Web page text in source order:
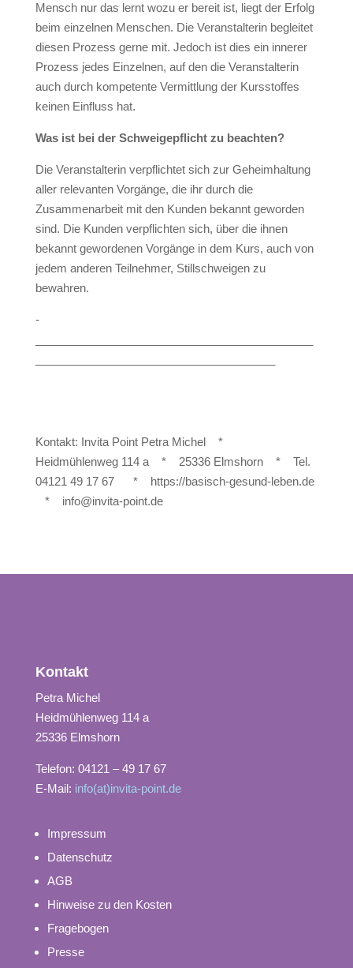
Mensch nur das lernt wozu er bereit ist, liegt der Erfolg
beim einzelnen Menschen. Die Veranstalterin begleitet
diesen Prozess gerne mit. Jedoch ist dies ein innerer
Prozess jedes Einzelnen, auf den die Veranstalterin
auch durch kompetente Vermittlung der Kursstoffes
keinen Einfluss hat.
Was ist bei der Schweigepflicht zu beachten?
Die Veranstalterin verpflichtet sich zur Geheimhaltung
aller relevanten Vorgänge, die ihr durch die
Zusammenarbeit mit den Kunden bekannt geworden
sind. Die Kunden verpflichten sich, über die ihnen
bekannt gewordenen Vorgänge in dem Kurs, auch von
jedem anderen Teilnehmer, Stillschweigen zu
bewahren.
­
Kontakt: Invita Point Petra Michel *
Heidmühlenweg 114 a * 25336 Elmshorn * Tel.
04121 49 17 67 * https://basisch-gesund-leben.de
* info@invita-point.de
Kontakt
Petra Michel
Heidmühlenweg 114 a
25336 Elmshorn
Telefon: 04121 – 49 17 67
E-Mail: info(at)invita-point.de
Impressum
Datenschutz
AGB
Hinweise zu den Kosten
Fragebogen
Presse